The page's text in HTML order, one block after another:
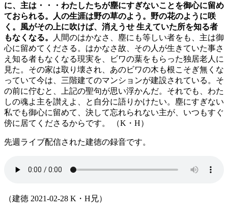
に、 主は・・・わたしたちが塵にすぎないことを御心に留め
ておられる。人の生涯は野の草のよう。野の花のように咲
く。風がその上に吹けば、消えうせ 生えていた所を知る者
もなくなる。
人間のはかなさ、塵にも等しい者をも、主は御
心に留めてくださる。はかなさ故、その人が生きていた事さ
え知る者もなくなる現実を、ビワの葉をもらった独居老人に
見た。その家は取り壊され、あのビワの木も根こそぎ無くな
っていて今は、三階建てのマンションが建設されている。そ
の前に佇むと、上記の聖句が思い浮かんだ。それでも、わた
しの魂よ主を讃えよ、と自分に語りかけたい。塵にすぎない
私でも御心に留めて、決して忘れられない主が、いつもすぐ
傍に居てくださるからです。 （K・H）
先週ライブ配信された建徳の録音です。
（建徳 2021-02-28 K・H兄）